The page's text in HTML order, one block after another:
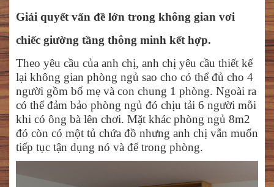
Giải quyết vấn đề lớn trong không gian vơi
chiếc giường tầng thông minh kết hợp.
Theo yêu cầu của anh chị, anh chị yêu cầu thiết kế
lại không gian phòng ngủ sao cho có thể đủ cho 4
người gồm bố mẹ và con chung 1 phòng. Ngoài ra
có thể đảm bảo phòng ngủ đó chịu tải 6 người mỗi
khi có ông bà lên chơi. Mặt khác phòng ngủ 8m2
đó còn có một tủ chứa đồ nhưng anh chị vẫn muốn
tiếp tục tận dụng nó và để trong phòng.